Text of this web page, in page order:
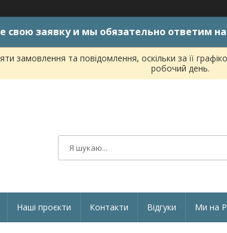
свою заявку и мы обязательно ответим
замовлення та повідомлення, оскільки за її
робочий день.
Наші проєкти Контакти Відгуки Ми на